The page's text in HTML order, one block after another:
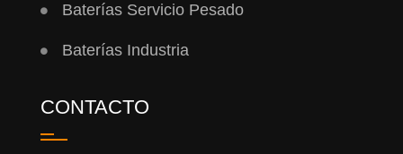
Baterías Servicio Pesado
Baterías Industria
CONTACTO